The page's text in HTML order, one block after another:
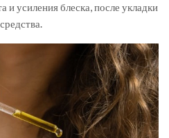
и усиления блеска, после укладки